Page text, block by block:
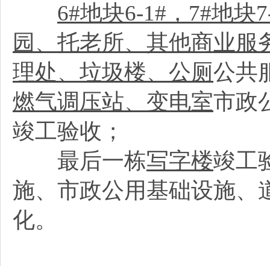
6#地块6-1#，7#地块
园、托老所、其他商业
理处、垃圾楼、公厕公共
燃气调压站、变电室市政
竣工验收；
最后一栋写字楼竣工
施、市政公用基础设施、
化。